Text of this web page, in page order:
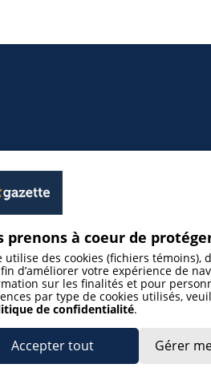
prenons à coeur de
utilise des cookies (fichiers témoins),
d’améliorer votre expérience de
sur les finalités et pour
par type de cookies utilisés,
de confidentialité.
Accepter tout Gérer